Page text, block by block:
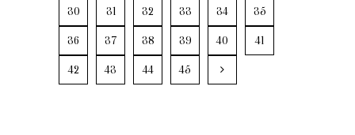
30 31 32 33 34 35
36 37 38 39 40 41
42 43 44 45